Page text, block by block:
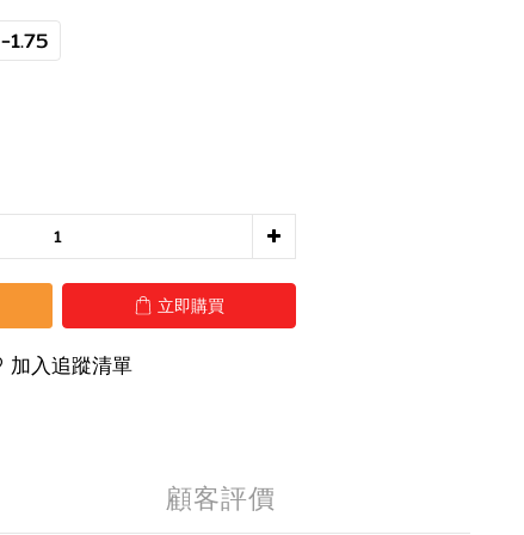
-1.75
立即購買
加入追蹤清單
顧客評價